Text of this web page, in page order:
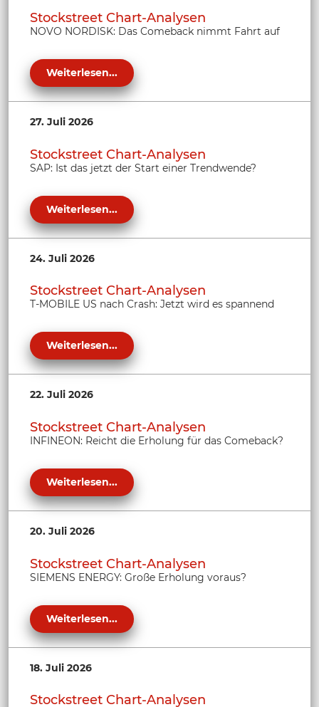
Stockstreet Chart-Analysen
NOVO NORDISK: Das Comeback nimmt Fahrt auf
Weiterlesen...
27. Juli 2026
Stockstreet Chart-Analysen
SAP: Ist das jetzt der Start einer Trendwende?
Weiterlesen...
24. Juli 2026
Stockstreet Chart-Analysen
T-MOBILE US nach Crash: Jetzt wird es spannend
Weiterlesen...
22. Juli 2026
Stockstreet Chart-Analysen
INFINEON: Reicht die Erholung für das Comeback?
Weiterlesen...
20. Juli 2026
Stockstreet Chart-Analysen
SIEMENS ENERGY: Große Erholung voraus?
Weiterlesen...
18. Juli 2026
Stockstreet Chart-Analysen